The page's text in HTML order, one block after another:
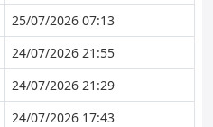
25/07/2026 07:13
24/07/2026 21:55
24/07/2026 21:29
24/07/2026 17:43